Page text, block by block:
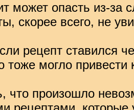
может опасть из-за
скорее всего, не
рецепт ставился
тоже могло привести
что произошло